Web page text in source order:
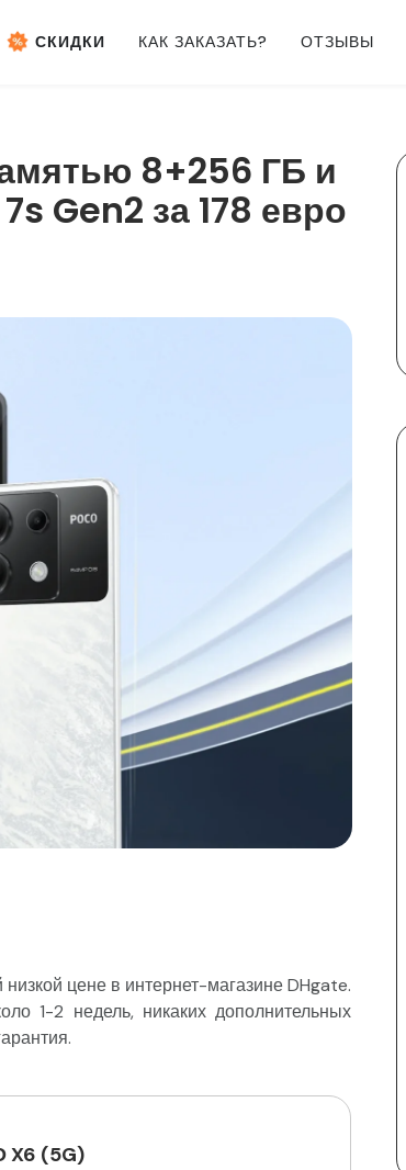
СКИДКИ КАК ЗАКАЗАТЬ? ОТЗЫВЫ
8+256 ГБ и
Gen2 за 178 евро
цене в интернет-магазине DHgate.
1-2 недель, никаких дополнительных
X6 (5G)